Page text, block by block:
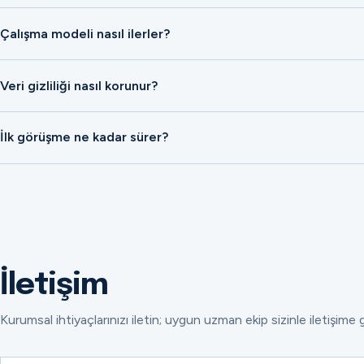
Çalışma modeli nasıl ilerler?
Veri gizliliği nasıl korunur?
İlk görüşme ne kadar sürer?
İletişim
Kurumsal ihtiyaçlarınızı iletin; uygun uzman ekip sizinle iletişime